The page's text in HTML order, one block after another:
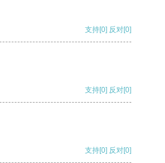
支持[0] 反对[0]
支持[0] 反对[0]
支持[0] 反对[0]